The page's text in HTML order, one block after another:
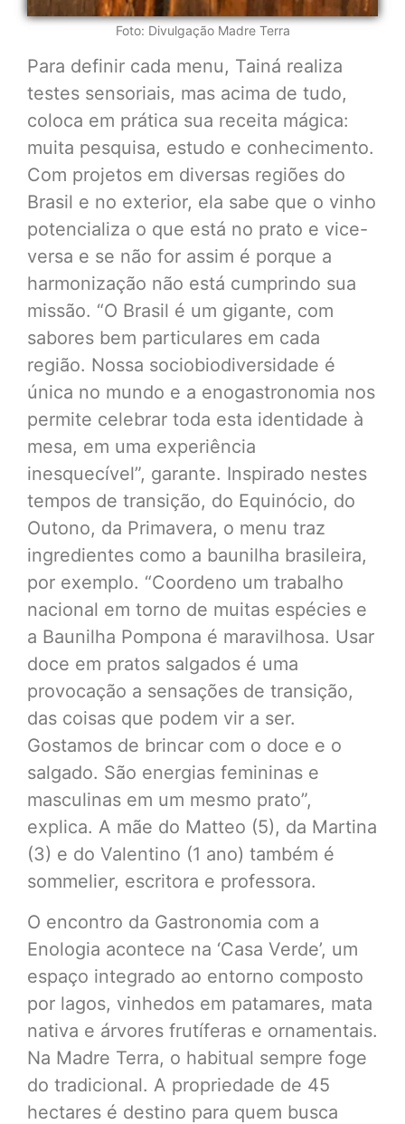
Foto: Divulgação Madre Terra
Para definir cada menu, Tainá realiza
testes sensoriais, mas acima de tudo,
coloca em prática sua receita mágica:
muita pesquisa, estudo e conhecimento.
Com projetos em diversas regiões do
Brasil e no exterior, ela sabe que o vinho
potencializa o que está no prato e vice-
versa e se não for assim é porque a
harmonização não está cumprindo sua
missão. “O Brasil é um gigante, com
sabores bem particulares em cada
região. Nossa sociobiodiversidade é
única no mundo e a enogastronomia nos
permite celebrar toda esta identidade à
mesa, em uma experiência
inesquecível”, garante. Inspirado nestes
tempos de transição, do Equinócio, do
Outono, da Primavera, o menu traz
ingredientes como a baunilha brasileira,
por exemplo. “Coordeno um trabalho
nacional em torno de muitas espécies e
a Baunilha Pompona é maravilhosa. Usar
doce em pratos salgados é uma
provocação a sensações de transição,
das coisas que podem vir a ser.
Gostamos de brincar com o doce e o
salgado. São energias femininas e
masculinas em um mesmo prato”,
explica. A mãe do Matteo (5), da Martina
(3) e do Valentino (1 ano) também é
sommelier, escritora e professora.
O encontro da Gastronomia com a
Enologia acontece na ‘Casa Verde’, um
espaço integrado ao entorno composto
por lagos, vinhedos em patamares, mata
nativa e árvores frutíferas e ornamentais.
Na Madre Terra, o habitual sempre foge
do tradicional. A propriedade de 45
hectares é destino para quem busca